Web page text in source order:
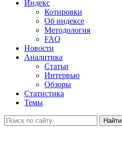
Индекс
Котировки
Об индексе
Методология
FAQ
Новости
Аналитика
Статьи
Интервью
Обзоры
Статистика
Темы
Найти